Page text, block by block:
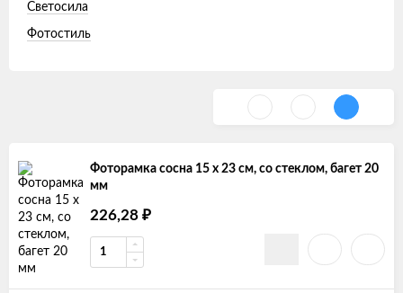
Светосила
Фотостиль
Фоторамка сосна 15 х 23 см, со стеклом, багет 20
мм
226,28 ₽